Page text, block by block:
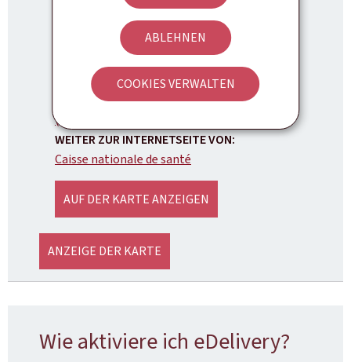
ABLEHNEN
COOKIES VERWALTEN
Caisse nationale de santé
ADRESSE:
4, rue MercierL-2144 Luxembourg
TELEFON:
(+352) 27 57 - 1
WEITER ZUR INTERNETSEITE VON:
Caisse nationale de santé
AUF DER KARTE ANZEIGEN
ANZEIGE DER KARTE
Wie aktiviere ich eDelivery?